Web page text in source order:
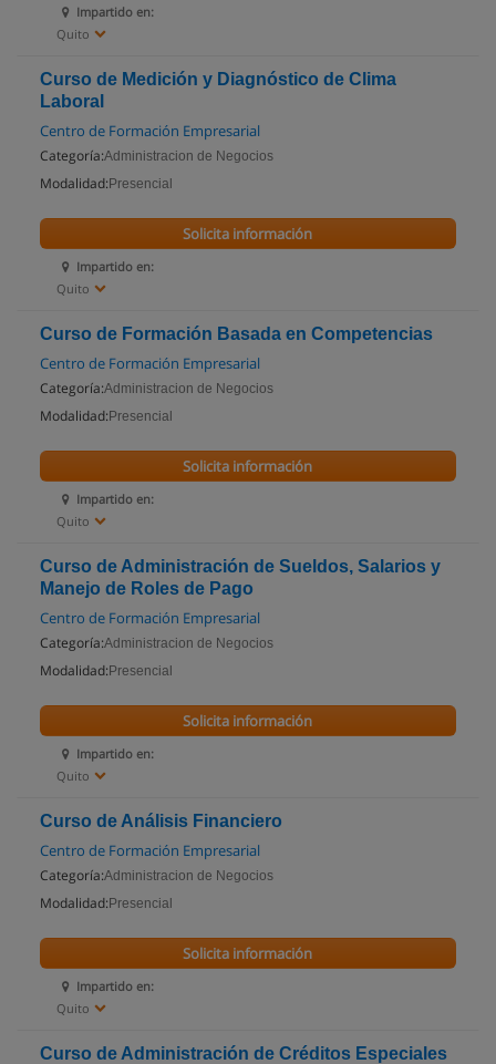
Impartido en:
Quito
Curso de Medición y Diagnóstico de Clima
Laboral
Centro de Formación Empresarial
Categoría:Administracion de Negocios
Modalidad: Presencial
Impartido en:
Quito
Solicita información
Curso de Formación Basada en Competencias
Centro de Formación Empresarial
Categoría:Administracion de Negocios
Modalidad: Presencial
Impartido en:
Quito
Solicita información
Curso de Administración de Sueldos, Salarios y
Manejo de Roles de Pago
Centro de Formación Empresarial
Categoría:Administracion de Negocios
Modalidad: Presencial
Impartido en:
Quito
Solicita información
Curso de Análisis Financiero
Centro de Formación Empresarial
Categoría:Administracion de Negocios
Modalidad: Presencial
Impartido en:
Quito
Solicita información
Curso de Administración de Créditos Especiales